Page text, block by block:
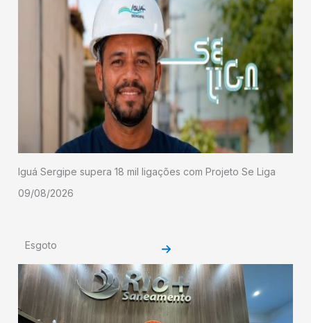
Iguá Sergipe supera 18 mil ligações com Projeto Se Liga
09/08/2026
Esgoto